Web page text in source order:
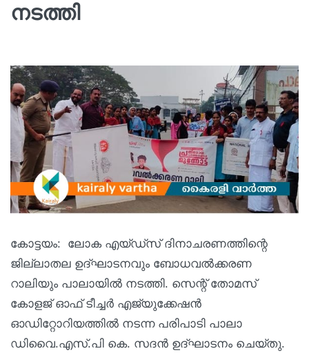
നടത്തി
കോട്ടയം: ലോക എയ്ഡ്സ് ദിനാചരണത്തിന്റെ
ജില്ലാതല ഉദ്ഘാടനവും ബോധവല്‍ക്കരണ
റാലിയും പാലായില്‍ നടത്തി. സെന്റ് തോമസ്
കോളജ് ഓഫ് ടീച്ചര്‍ എജ്യുക്കേഷന്‍
ഓഡിറ്റോറിയത്തില്‍ നടന്ന പരിപാടി പാലാ
ഡിവൈ.എസ്.പി കെ. സദന്‍ ഉദ്ഘാടനം ചെയ്തു.